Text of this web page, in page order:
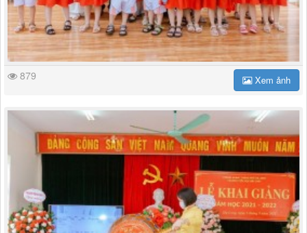
879 Xem ảnh